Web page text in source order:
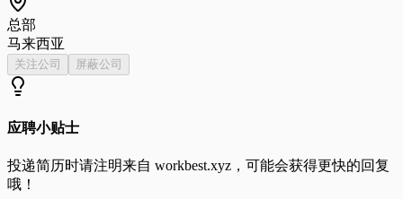
总部
马来西亚
关注公司 屏蔽公司
应聘小贴士
投递简历时请注明来自 workbest.xyz ，可能会获得更快的回复
哦！